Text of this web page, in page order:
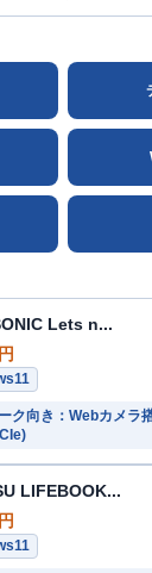
Lets n...
ク向き：Webカメラ
LIFEBOOK...